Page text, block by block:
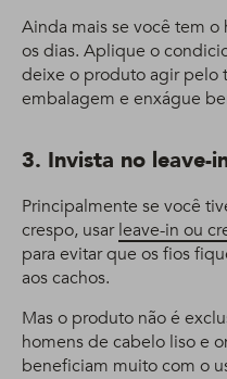
Ainda mais se você tem
os dias. Aplique o
deixe o produto agir pelo
embalagem e enxágue
3. Invista no leave-
Principalmente se você
crespo, usarleave-in ou
para evitar que os fios
aos cachos.
Mas o produto não é
homens de cabelo liso e
beneficiam muito com o